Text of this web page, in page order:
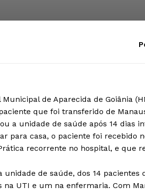
Municipal de Aparecida de Goiânia
que foi transferido de
a unidade de saúde após 14 dias
para casa, o paciente foi recebido
recorrente no hospital, e que
unidade de saúde, dos 14
na UTI e um na enfermaria. Com